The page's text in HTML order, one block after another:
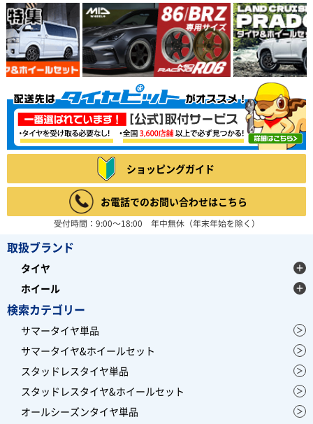
ショッピングガイド
お電話でのお問い合わせはこちら
受付時間：9:00～18:00 年中無休（年末年始を除く）
取扱ブランド
タイヤ
ホイール
検索カテゴリー
サマータイヤ単品
サマータイヤ&ホイールセット
スタッドレスタイヤ単品
スタッドレスタイヤ&ホイールセット
オールシーズンタイヤ単品